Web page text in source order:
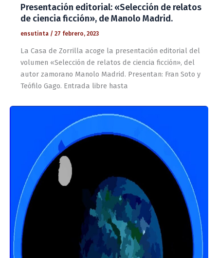
Presentación editorial: «Selección de relatos
de ciencia ficción», de Manolo Madrid.
ensutinta / 27 febrero, 2023
La Casa de Zorrilla acoge la presentación editorial del
volumen «Selección de relatos de ciencia ficción», del
autor zamorano Manolo Madrid. Presentan: Fran Soto y
Teófilo Gago. Entrada libre hasta